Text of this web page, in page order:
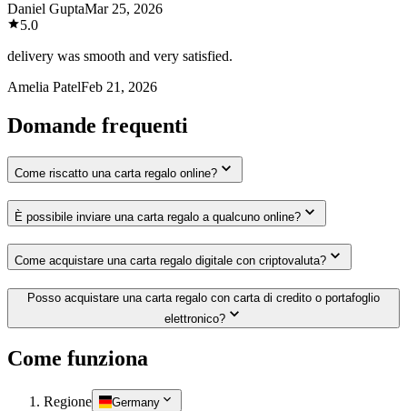
Daniel GuptaMar 25, 2026
5.0
delivery was smooth and very satisfied.
Amelia PatelFeb 21, 2026
Domande frequenti
Come riscatto una carta regalo online?
È possibile inviare una carta regalo a qualcuno online?
Come acquistare una carta regalo digitale con criptovaluta?
Posso acquistare una carta regalo con carta di credito o portafoglio
elettronico?
Come funziona
Regione Germany